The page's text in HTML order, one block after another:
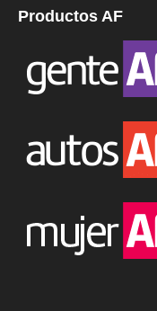
Productos AF